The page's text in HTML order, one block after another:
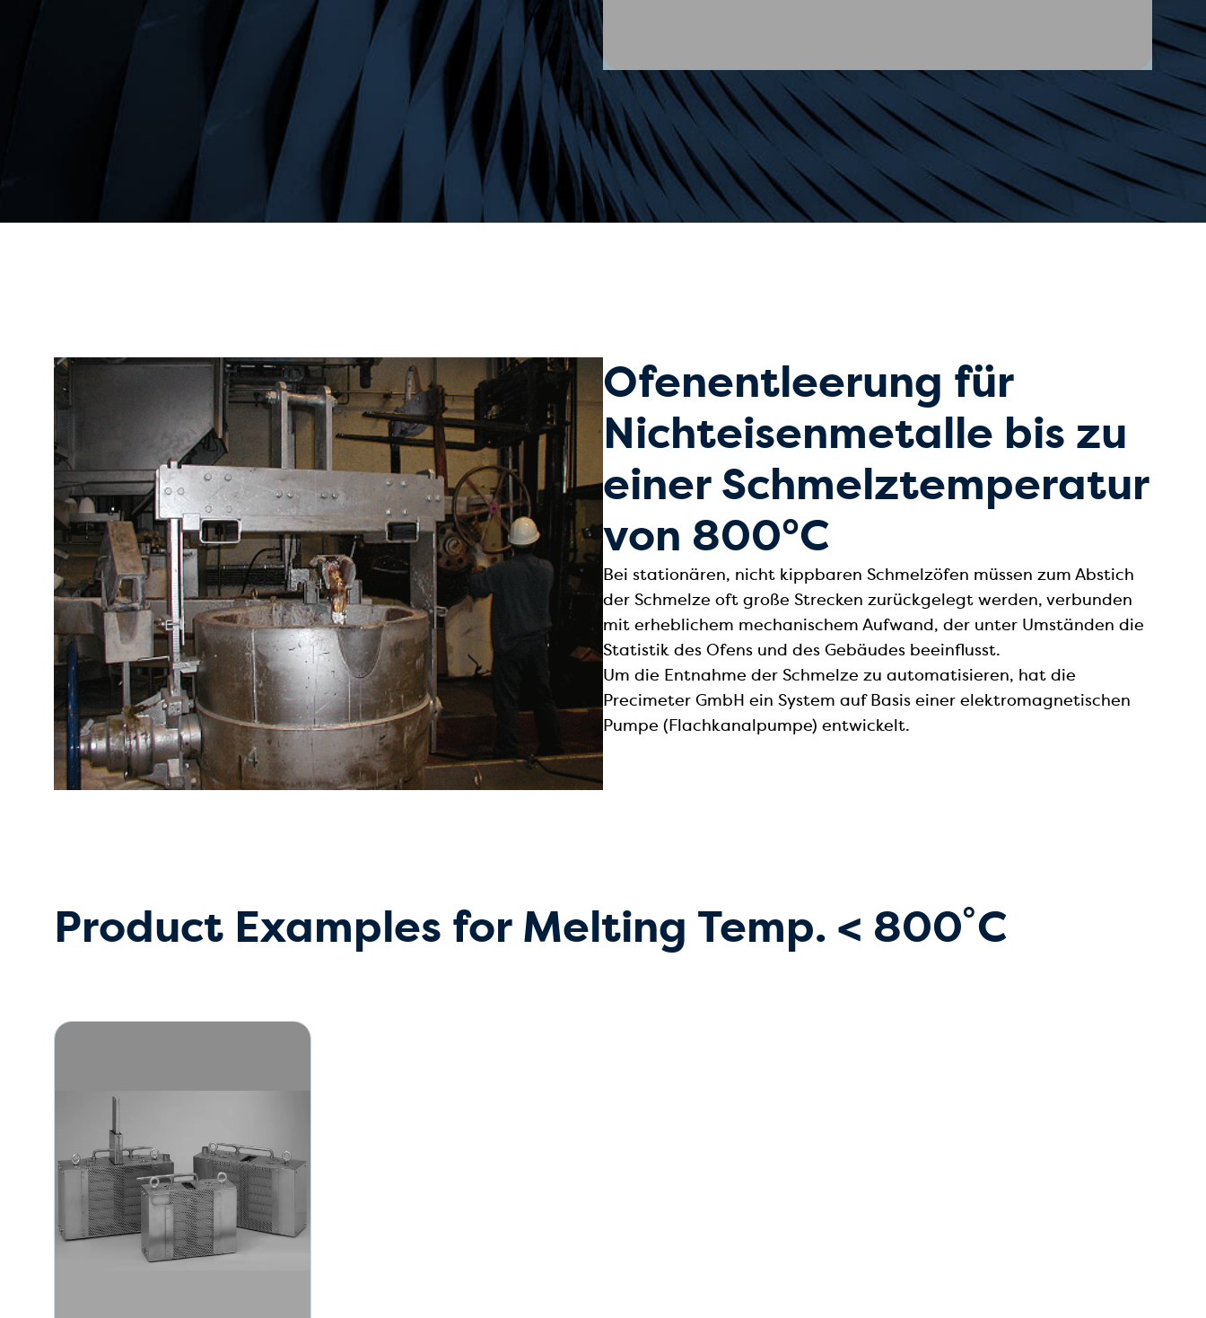
Ofenentleerung für
Nichteisenmetalle bis zu
einer Schmelztemperatur
von 800°C
Bei stationären, nicht kippbaren Schmelzöfen müssen zum Abstich
der Schmelze oft große Strecken zurückgelegt werden, verbunden
mit erheblichem mechanischem Aufwand, der unter Umständen die
Statistik des Ofens und des Gebäudes beeinflusst.
Um die Entnahme der Schmelze zu automatisieren, hat die
Precimeter GmbH ein System auf Basis einer elektromagnetischen
Pumpe (Flachkanalpumpe) entwickelt.
Product Examples for Melting Temp. < 800˚C